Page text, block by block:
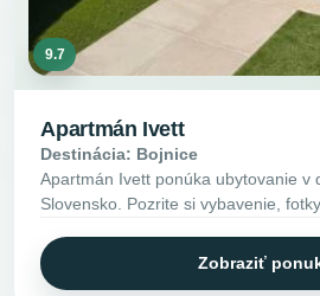
9.7
Apartmán Ivett
Destinácia: Bojnice
Apartmán Ivett ponúka ubytovanie v
Slovensko. Pozrite si vybavenie,
Zobraziť